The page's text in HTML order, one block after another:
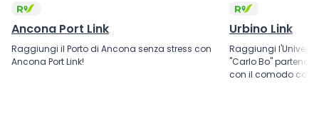
Ancona Port Link
Raggiungi il Porto di Ancona senza stress con
Ancona Port Link!
Urbino Link
Raggiungi
"Carlo Bo"
con il comodo